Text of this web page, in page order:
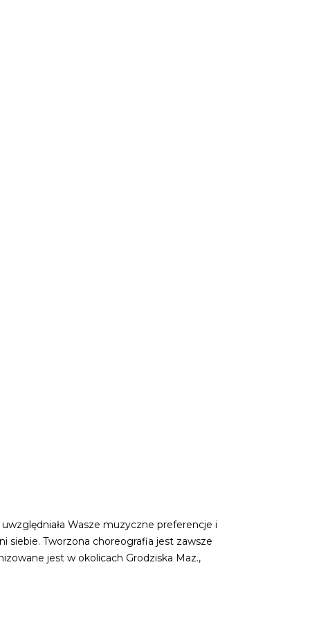
Wasze muzyczne preferencje i
siebie. Tworzona choreografia jest zawsze
jest w okolicach Grodziska Maz.,